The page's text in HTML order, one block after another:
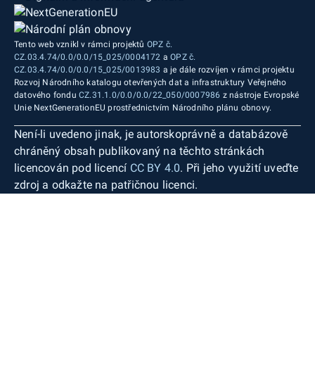
Tento web vznikl v rámci projektů OPZ č.
CZ.03.4.74/0.0/0.0/15_025/0004172 aOPZ č.
CZ.03.4.74/0.0/0.0/15_025/0013983 a je dále rozvíjen v rámci projektu
Rozvoj Národního katalogu otevřených dat a infrastruktury Veřejného
datového fondu CZ.31.1.0/0.0/0.0/22_050/0007986 z nástroje Evropské
Unie NextGenerationEU prostřednictvím Národního plánu obnovy.
Není-li uvedeno jinak, je autorskoprávně a databázově
chráněný obsah publikovaný na těchto stránkách
licencován pod licencí CC BY 4.0. Při jeho využití uveďte
zdroj a odkažte na patřičnou licenci.